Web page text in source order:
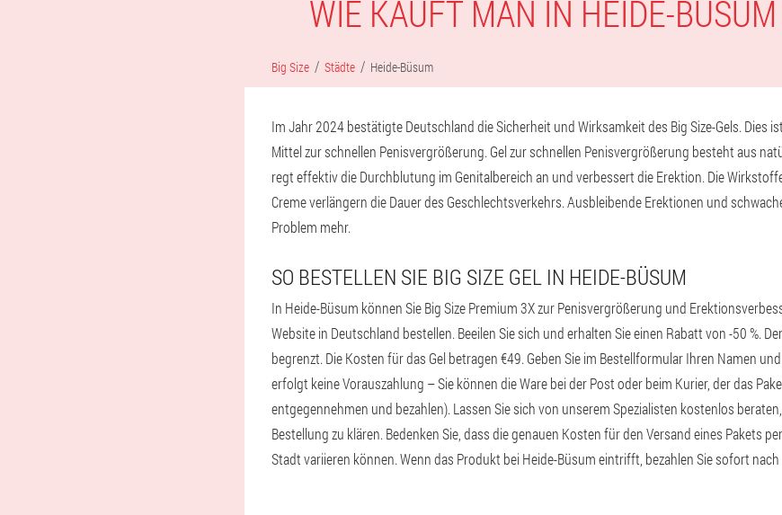
WIE KAUFT MAN IN HEIDE-
Big Size Städte Heide-Büsum
Im Jahr 2024 bestätigte Deutschland die Sicherheit und Wirksamkeit des Big Size-Gels. Dies
Mittel zur schnellen Penisvergrößerung. Gel zur schnellen Penisvergrößerung besteht aus
regt effektiv die Durchblutung im Genitalbereich an und verbessert die Erektion. Die
Creme verlängern die Dauer des Geschlechtsverkehrs. Ausbleibende Erektionen und
Problem mehr.
SO BESTELLEN SIE BIG SIZE GEL IN HEIDE-BÜSUM
In Heide-Büsum können Sie Big Size Premium 3X zur Penisvergrößerung und
Website in Deutschland bestellen. Beeilen Sie sich und erhalten Sie einen Rabatt von -50 %.
begrenzt. Die Kosten für das Gel betragen €49. Geben Sie im Bestellformular Ihren Namen
erfolgt keine Vorauszahlung – Sie können die Ware bei der Post oder beim Kurier, der das
entgegennehmen und bezahlen). Lassen Sie sich von unserem Spezialisten kostenlos
Bestellung zu klären. Bedenken Sie, dass die genauen Kosten für den Versand eines Pakets
Stadt variieren können. Wenn das Produkt bei Heide-Büsum eintrifft, bezahlen Sie sofort nach